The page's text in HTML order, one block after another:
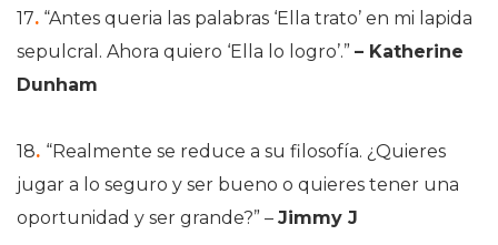
17. “Antes queria las palabras ‘Ella trato’ en mi lapida
sepulcral. Ahora quiero ‘Ella lo logro’.” – Katherine
Dunham
18. “Realmente se reduce a su filosofía. ¿Quieres
jugar a lo seguro y ser bueno o quieres tener una
oportunidad y ser grande?” – Jimmy J